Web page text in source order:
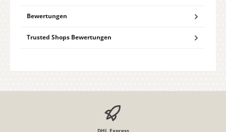
Bewertungen
Trusted Shops Bewertungen
DHL Express